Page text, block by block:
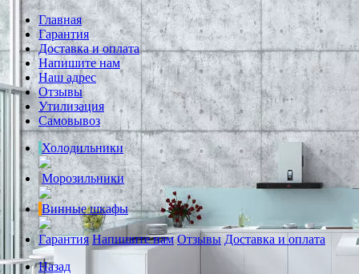
Главная
Гарантия
Доставка и оплата
Напишите нам
Наш адрес
Отзывы
Утилизация
Самовывоз
Холодильники
Морозильники
Винные шкафы
Гарантия Напишите нам Отзывы Доставка и оплата
Назад